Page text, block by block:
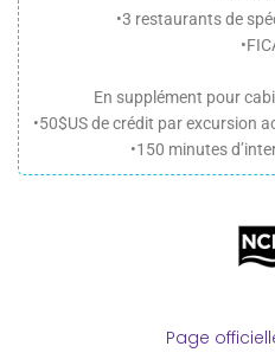
•3 restaurants de
En supplément pour
•50$US de crédit par excursion
•150 minutes
Page